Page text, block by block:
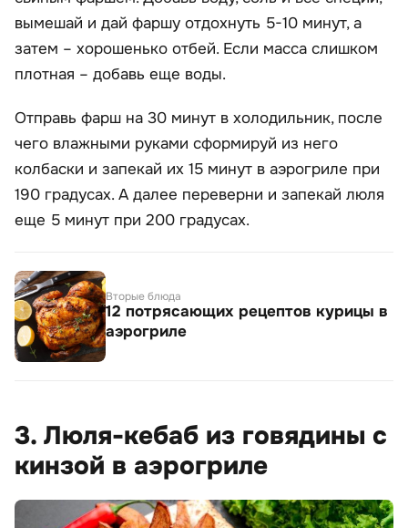
вымешай и дай фаршу отдохнуть 5-10 минут, а
затем – хорошенько отбей. Если масса слишком
плотная – добавь еще воды.
Отправь фарш на 30 минут в холодильник, после
чего влажными руками сформируй из него
колбаски и запекай их 15 минут в аэрогриле при
190 градусах. А далее переверни и запекай люля
еще 5 минут при 200 градусах.
Вторые блюда
12 потрясающих рецептов курицы в
аэрогриле
3. Люля-кебаб из говядины с
кинзой в аэрогриле